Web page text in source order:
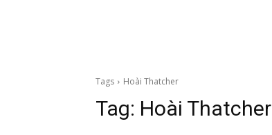
Tags Hoài Thatcher
Tag: Hoài Thatcher